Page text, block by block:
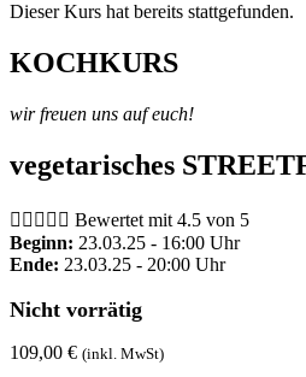
Dieser Kurs hat bereits stattgefunden.
KOCHKURS
wir freuen uns auf euch!
vegetarisches
     Bewertet mit 4.5 von 5
Beginn: 23.03.25 - 16:00 Uhr
Ende: 23.03.25 - 20:00 Uhr
Nicht vorrätig
109,00 € (inkl. MwSt)